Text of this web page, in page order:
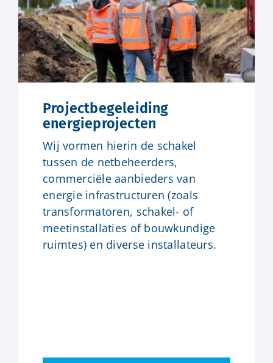
Projectbegeleiding
energieprojecten
Wij vormen hierin de schakel
tussen de netbeheerders,
commerciële aanbieders van
energie infrastructuren (zoals
transformatoren, schakel- of
meetinstallaties of bouwkundige
ruimtes) en diverse installateurs.